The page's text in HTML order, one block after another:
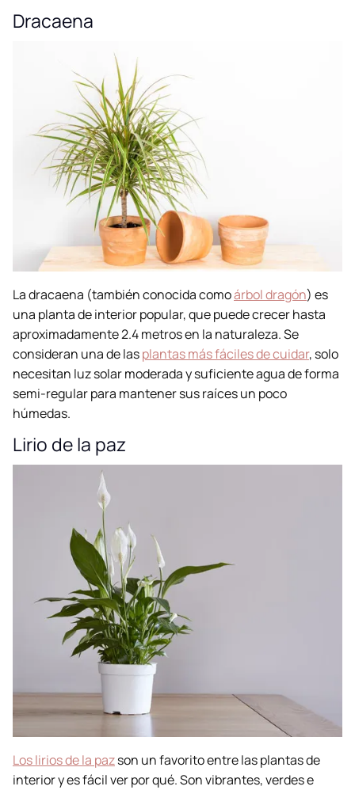
Dracaena
La dracaena (también conocida comoárbol dragón) es
una planta de interior popular, que puede crecer hasta
aproximadamente 2.4 metros en la naturaleza. Se
consideran una de lasplantas más fáciles de cuidar, solo
necesitan luz solar moderada y suficiente agua de forma
semi-regular para mantener sus raíces un poco
húmedas.
Lirio de la paz
Los lirios de la pazson un favorito entre las plantas de
interior y es fácil ver por qué. Son vibrantes, verdes e